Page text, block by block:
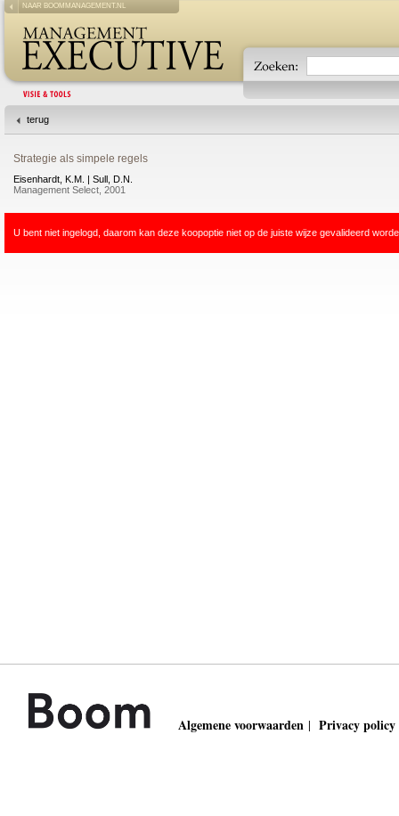
NAAR BOOMMANAGEMENT.NL
terug
Strategie als simpele regels
Eisenhardt, K.M. | Sull, D.N.
Management Select, 2001
U bent niet ingelogd, daarom kan deze koopoptie niet op de juiste wijze gevalideerd
Algemene voorwaarden | Privacy policy